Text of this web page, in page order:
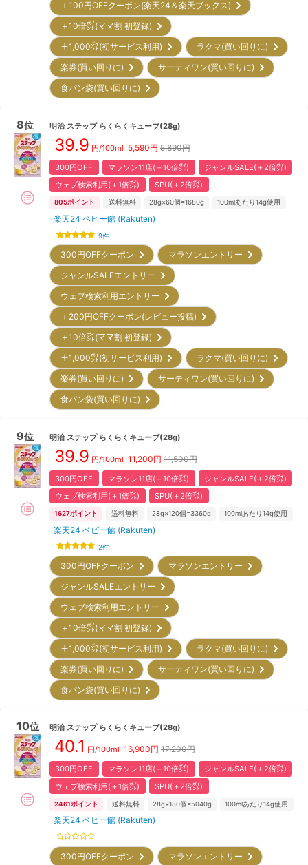
＋100円OFFクーポン(楽天24＆楽天ブックス)
＋10倍㌽(ママ割 初登録)
＋1,000㌽(初サービス利用)
ラクマ(買い回りに)
楽券(買い回りに)
サーティワン(買い回りに)
食パン袋(買い回りに)
8位 明治 ステップ らくらくキューブ(28g)
39.9 円/100ml 5,590円 5,890円
300円OFF マラソン11店(＋10倍㌽)
ジャンルSALE(＋2倍㌽)
ウェブ検索利用(＋1倍㌽)
SPU(＋2倍㌽)
805ポイント 送料無料 28g×60個=1680g 100mlあたり14g使用
楽天24 ベビー館 (Rakuten)
9件
300円OFFクーポン
マラソンエントリー
ジャンルSALEエントリー
ウェブ検索利用エントリー
＋200円OFFクーポン(レビュー投稿)
＋10倍㌽(ママ割 初登録)
＋1,000㌽(初サービス利用)
ラクマ(買い回りに)
楽券(買い回りに)
サーティワン(買い回りに)
食パン袋(買い回りに)
9位 明治 ステップ らくらくキューブ(28g)
39.9 円/100ml 11,200円 11,500円
300円OFF マラソン11店(＋10倍㌽)
ジャンルSALE(＋2倍㌽)
ウェブ検索利用(＋1倍㌽)
SPU(＋2倍㌽)
1627ポイント 送料無料 28g×120個=3360g 100mlあたり14g使用
楽天24 ベビー館 (Rakuten)
2件
300円OFFクーポン
マラソンエントリー
ジャンルSALEエントリー
ウェブ検索利用エントリー
＋10倍㌽(ママ割 初登録)
＋1,000㌽(初サービス利用)
ラクマ(買い回りに)
楽券(買い回りに)
サーティワン(買い回りに)
食パン袋(買い回りに)
10位 明治 ステップ らくらくキューブ(28g)
40.1 円/100ml 16,900円 17,200円
300円OFF マラソン11店(＋10倍㌽)
ジャンルSALE(＋2倍㌽)
ウェブ検索利用(＋1倍㌽)
SPU(＋2倍㌽)
2461ポイント 送料無料 28g×180個=5040g 100mlあたり14g使用
楽天24 ベビー館 (Rakuten)
300円OFFクーポン
マラソンエントリー